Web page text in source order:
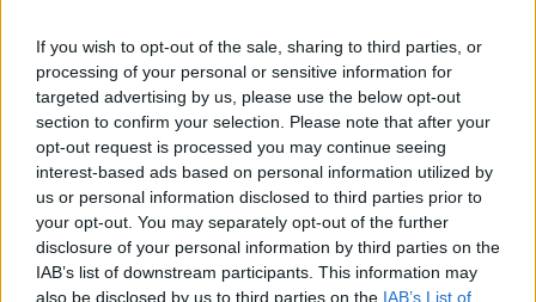
If you wish to opt-out of the sale, sharing to third parties, or
processing of your personal or sensitive information for
targeted advertising by us, please use the below opt-out
section to confirm your selection. Please note that after your
opt-out request is processed you may continue seeing
interest-based ads based on personal information utilized by
us or personal information disclosed to third parties prior to
your opt-out. You may separately opt-out of the further
disclosure of your personal information by third parties on the
IAB’s list of downstream participants. This information may
also be disclosed by us to third parties on the IAB’s List of
Previous
Voir toutes les dates
SESALBUMS